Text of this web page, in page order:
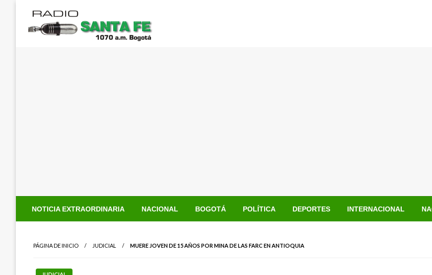
contenido
NOTICIA EXTRAORDINARIA NACIONAL BOGOTÁ POLÍTICA DEPORTES INTERNACIONAL
PÁGINA DE INICIO JUDICIAL MUERE JOVEN DE 15 AÑOS POR MINA DE LAS FARC EN ANTIOQUIA